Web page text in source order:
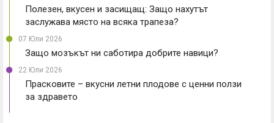
Полезен, вкусен и засищащ: Защо нахутът
заслужава място на всяка трапеза?
07 Юли 2026
Защо мозъкът ни саботира добрите навици?
22 Юли 2026
Прасковите – вкусни летни плодове с ценни ползи
за здравето